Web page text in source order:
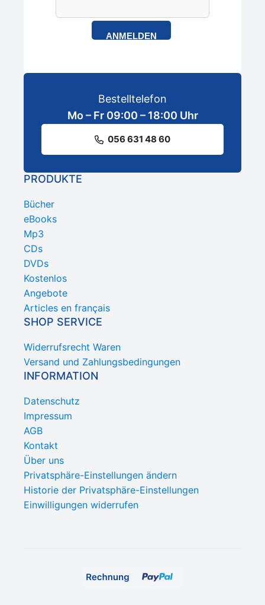
ANMELDEN
Bestelltelefon
Mo – Fr 09:00 – 18:00 Uhr
056 631 48 60
PRODUKTE
Bücher
eBooks
Mp3
CDs
DVDs
Kostenlos
Angebote
Articles en français
SHOP SERVICE
Widerrufsrecht Waren
Versand und Zahlungsbedingungen
INFORMATION
Datenschutz
Impressum
AGB
Kontakt
Über uns
Privatsphäre-Einstellungen ändern
Historie der Privatsphäre-Einstellungen
Einwilligungen widerrufen